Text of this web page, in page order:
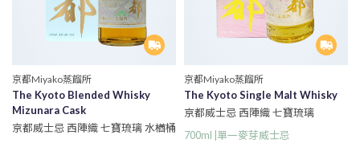
京都Miyako蒸餾所
The Kyoto Blended Whisky
Mizunara Cask
京都威士忌 西陣織 七寶琉璃 水楢桶
京都Miyako蒸餾所
The Kyoto Single Malt Whisky
京都威士忌 西陣織 七寶琉璃
700ml |單一麥芽威士忌